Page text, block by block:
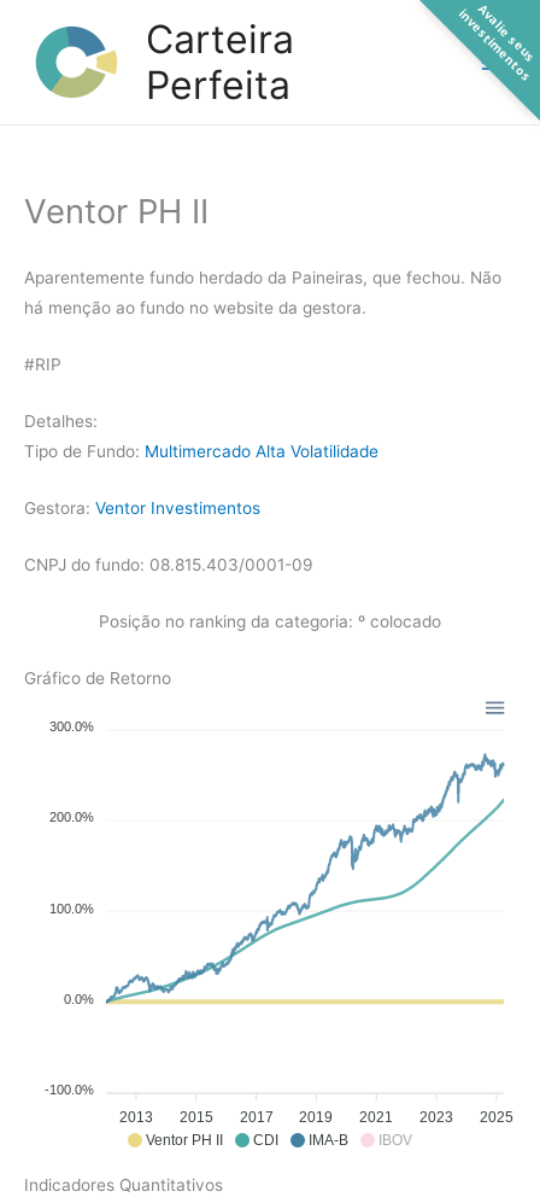
conteúdo
Carteira
Perfeita
Ventor PH II
Aparentemente fundo herdado da Paineiras, que fechou. Não
há menção ao fundo no website da gestora.
#RIP
Detalhes:
Tipo de Fundo: Multimercado Alta Volatilidade
Gestora: Ventor Investimentos
CNPJ do fundo: 08.815.403/0001-09
Posição no ranking da categoria: º colocado
Gráfico de Retorno
Ventor PH II CDI IMA-B IBOV
300.0%
200.0%
100.0%
0.0%
-100.0%
2013 2015 2017 2019 2021 2023 2025
Indicadores Quantitativos
A
v
a
l
i
e
s
e
u
s
i
n
v
e
s
t
i
m
e
n
t
o
s